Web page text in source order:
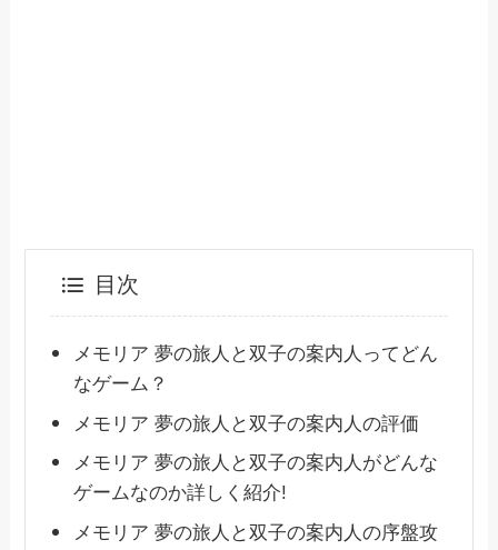
目次
メモリア 夢の旅人と双子の案内人ってどん
なゲーム？
メモリア 夢の旅人と双子の案内人の評価
メモリア 夢の旅人と双子の案内人がどんな
ゲームなのか詳しく紹介!
メモリア 夢の旅人と双子の案内人の序盤攻